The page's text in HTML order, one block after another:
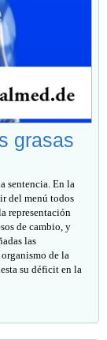
grasas
sentencia. En la
del menú todos
representación
de cambio, y
las
de la
su déficit en la